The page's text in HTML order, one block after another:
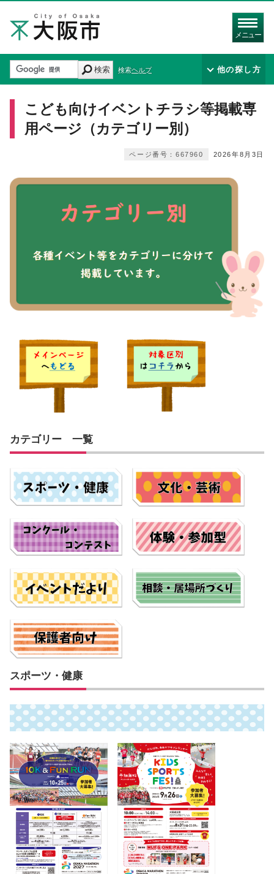
メニュー
検索 検索ヘルプ 他の探し方
こども向けイベントチラシ等掲載専
用ページ（カテゴリー別）
2026年8月3日
ページ番号：667960
カテゴリー 一覧
スポーツ・健康